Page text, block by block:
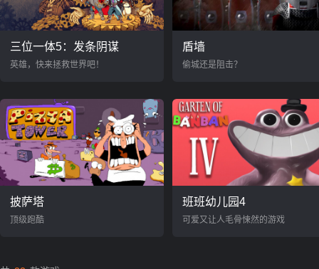
三位一体5：发条阴谋
英雄，快来拯救世界吧！
盾墙
偷城还是阻击？
披萨塔
顶级跑酷
班班幼儿园4
可爱又让人毛骨悚然的游戏